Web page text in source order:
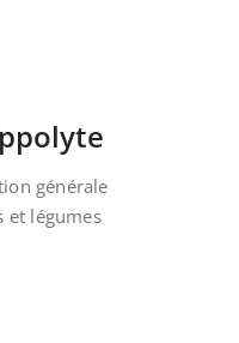
générale
et légumes